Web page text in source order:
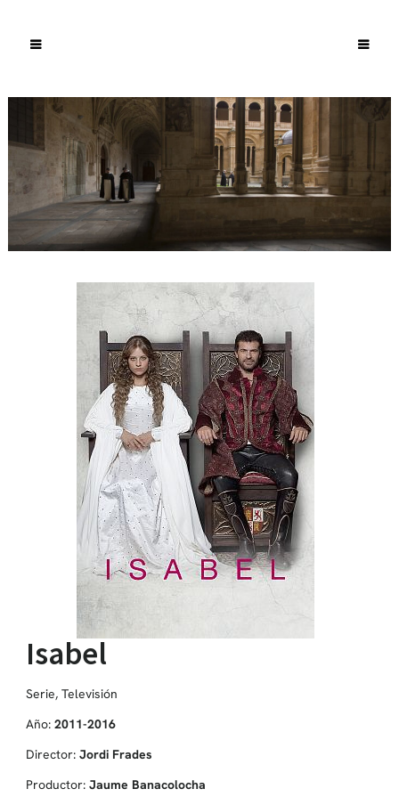
Isabel
Serie, Televisión
Año: 2011-2016
Director: Jordi Frades
Productor: Jaume Banacolocha